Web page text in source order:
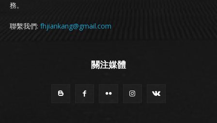
務。
聯繫我們: fhjiankang@gmail.com
關注媒體